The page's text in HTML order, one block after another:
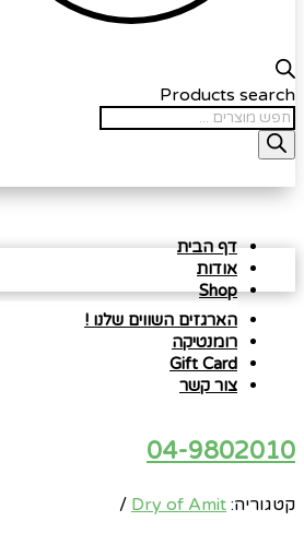
Products search
דף הבית
אודות
Shop
הארגזים השווים שלנו !
רומנטיקה
Gift Card
צור קשר
04-9802010
קטגוריה: Dry of Amit